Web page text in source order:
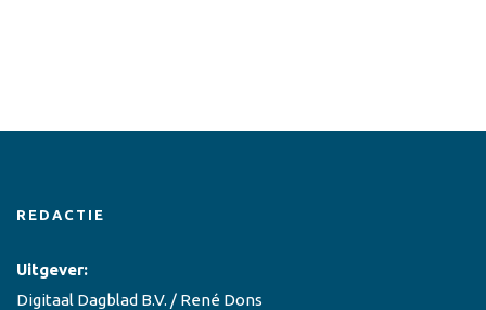
REDACTIE
Uitgever:
Digitaal Dagblad B.V. / René Dons